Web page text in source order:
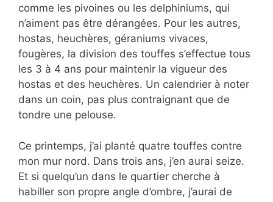
comme les pivoines ou les delphiniums, qui
n’aiment pas être dérangées. Pour les autres,
hostas, heuchères, géraniums vivaces,
fougères, la division des touffes s’effectue tous
les 3 à 4 ans pour maintenir la vigueur des
hostas et des heuchères. Un calendrier à noter
dans un coin, pas plus contraignant que de
tondre une pelouse.
Ce printemps, j’ai planté quatre touffes contre
mon mur nord. Dans trois ans, j’en aurai seize.
Et si quelqu’un dans le quartier cherche à
habiller son propre angle d’ombre, j’aurai de